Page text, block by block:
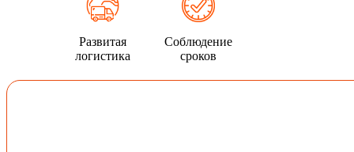
Развитая
логистика
Соблюдение
сроков